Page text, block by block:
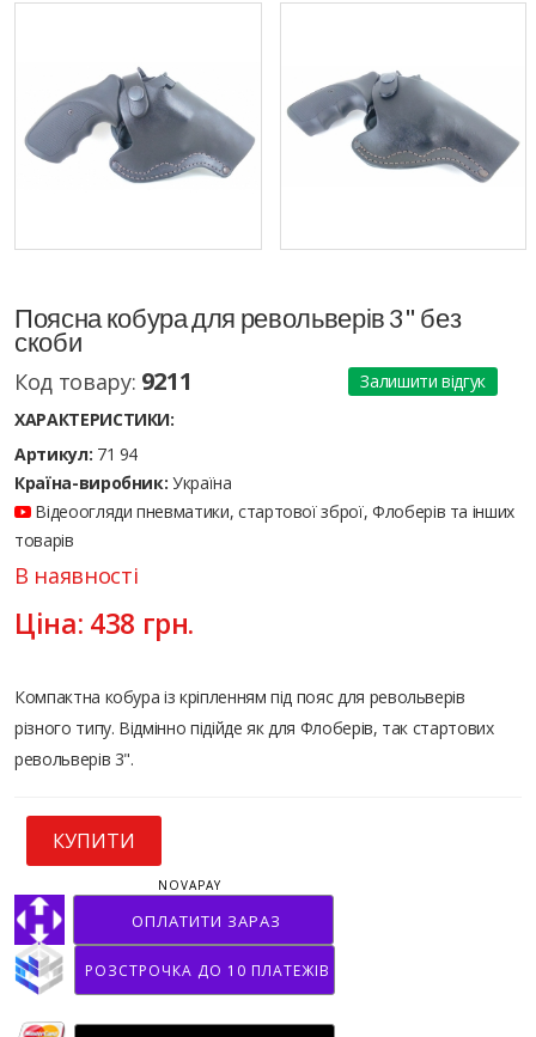
Поясна кобура для револьверів 3" без
скоби
Код товару: 9211
Залишити відгук
ХАРАКТЕРИСТИКИ:
Артикул: 71 94
Країна-виробник: Україна
Відеоогляди пневматики, стартової зброї, Флоберів та інших
товарів
В наявності
Ціна: 438 грн.
Компактна кобура із кріпленням під пояс для револьверів
різного типу. Відмінно підійде як для Флоберів, так стартових
револьверів 3".
КУПИТИ
ОПЛАТИТИ ЗАРАЗ
NOVAPAY
РОЗСТРОЧКА ДО 10 ПЛАТЕЖІВ